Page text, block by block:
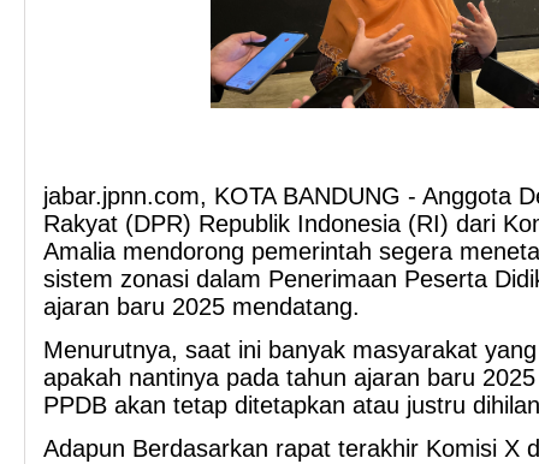
jabar.jpnn.com, KOTA BANDUNG - Anggota
Rakyat (DPR) Republik Indonesia (RI) dari
Amalia mendorong pemerintah segera
sistem zonasi dalam Penerimaan Peserta
ajaran baru 2025 mendatang.
Menurutnya, saat ini banyak masyarakat
apakah nantinya pada tahun ajaran baru
PPDB akan tetap ditetapkan atau justru
Adapun Berdasarkan rapat terakhir Komisi X